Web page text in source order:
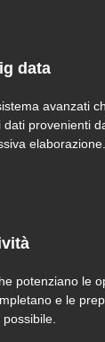
data
avanzati
provenienti
elaborazione.
potenziano le
e le